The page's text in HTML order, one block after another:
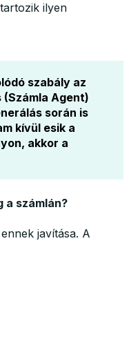
ilyen
szabály az
Agent)
során is
kívül esik a
akkor a
a számlán?
javítása. A